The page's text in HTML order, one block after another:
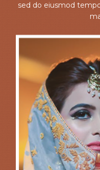
sed do eiusmod